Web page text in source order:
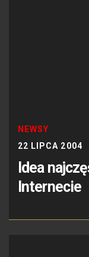
NEWSY
22 LIPCA 2004
Idea
Internecie